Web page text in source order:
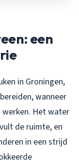
een
in Groningen,
wanneer
Het water
de ruimte, en
in een strijd